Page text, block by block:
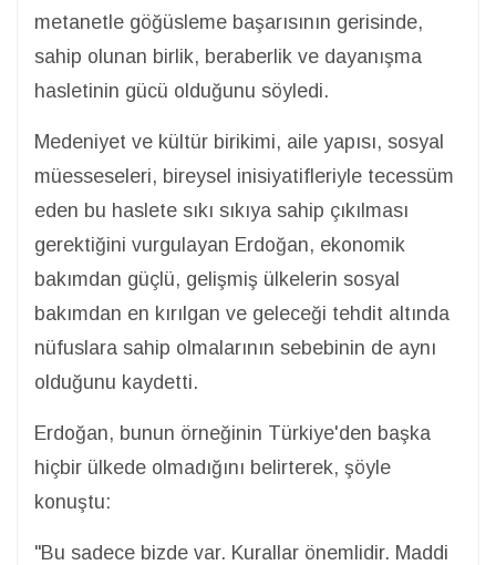
metanetle göğüsleme başarısının gerisinde,
sahip olunan birlik, beraberlik ve dayanışma
hasletinin gücü olduğunu söyledi.
Medeniyet ve kültür birikimi, aile yapısı, sosyal
müesseseleri, bireysel inisiyatifleriyle tecessüm
eden bu haslete sıkı sıkıya sahip çıkılması
gerektiğini vurgulayan Erdoğan, ekonomik
bakımdan güçlü, gelişmiş ülkelerin sosyal
bakımdan en kırılgan ve geleceği tehdit altında
nüfuslara sahip olmalarının sebebinin de aynı
olduğunu kaydetti.
Erdoğan, bunun örneğinin Türkiye'den başka
hiçbir ülkede olmadığını belirterek, şöyle
konuştu:
"Bu sadece bizde var. Kurallar önemlidir. Maddi